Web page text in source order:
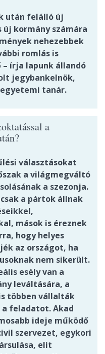
után felálló új
új kormány számára
nehezebbek
romlás is
írja lapunk állandó
jegybankelnök,
tanár.
a
választásokat
a világmegváltó
a szezonja.
a pártok állnak
mások is éreznek
hogy helyes
az országot, ha
nem sikerült.
esély van a
leváltására, a
többen vállalták
feladatot. Akad
ideje működő
szervezet, egykori
elit